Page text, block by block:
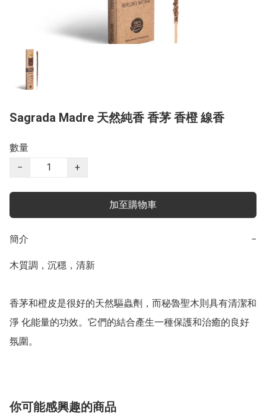
Sagrada Madre 天然純香 香茅 香橙 線香
數量
−
+
加至購物車
簡介 −
木質調，沉穩，清新
香茅和橙皮是很好的天然驅蟲劑，而秘魯聖木則具有清潔和
淨 化能量的功效。它們的結合產生一種保護和治癒的良好
氛圍。
你可能感興趣的商品